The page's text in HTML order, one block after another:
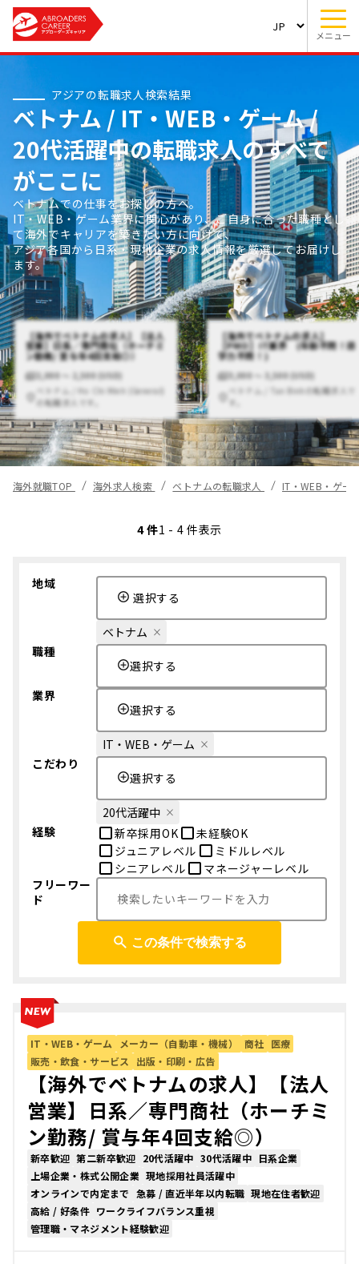
メニュー
アジアの転職求人検索結果
ベトナム / IT・WEB・ゲーム /
20代活躍中の転職求人のすべて
がここに
ベトナムでの仕事をお探しの方へ。
IT・WEB・ゲーム業界に関心があり、ご自身に合った職種とし
て海外でキャリアを築きたい方に向けて、
アジア各国から日系・現地企業の求人情報を厳選してお届けし
ます。
【海外でベトナムの求人】【法人
営業】日系／専門商社（ホーチミ
ン勤務/ 賞与年4回支給◎）
2,000 〜 2,500 (USD)
ベトナム / Ho Chi Minh (General)
の転職求人です。
【海外でベトナムの求人】
【PMO】IT業界 (年齢不問！語
学力不問！)
3,000 〜 3,500 (USD)
ベトナム / Tan Binhの転職求人で
す。
海外就職TOP 海外求人検索 ベトナムの転職求人 IT・WEB・ゲー
4 件1 - 4 件表示
地域
選択する
ベトナム
職種
選択する
業界
選択する
IT・WEB・ゲーム
こだわり
選択する
20代活躍中
経験
新卒採用OK
未経験OK
ジュニアレベル
ミドルレベル
シニアレベル
マネージャーレベル
フリーワー
ド
この条件で検索する
IT・WEB・ゲーム メーカー（自動車・機械） 商社 医療
販売・飲食・サービス
出版・印刷・広告
【海外でベトナムの求人】【法人
営業】日系／専門商社（ホーチミ
ン勤務/ 賞与年4回支給◎）
新卒歓迎 第二新卒歓迎 20代活躍中 30代活躍中 日系企業
上場企業・株式公開企業 現地採用社員活躍中
オンラインで内定まで 急募 / 直近半年以内転職 現地在住者歓迎
高給 / 好条件 ワークライフバランス重視
管理職・マネジメント経験歓迎